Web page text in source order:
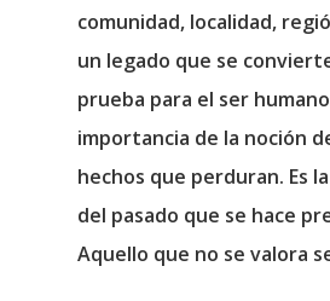
comunidad, localidad,
un legado que se
prueba para el ser
importancia de la noción
hechos que perduran. Es
del pasado que se hace
Aquello que no se valora